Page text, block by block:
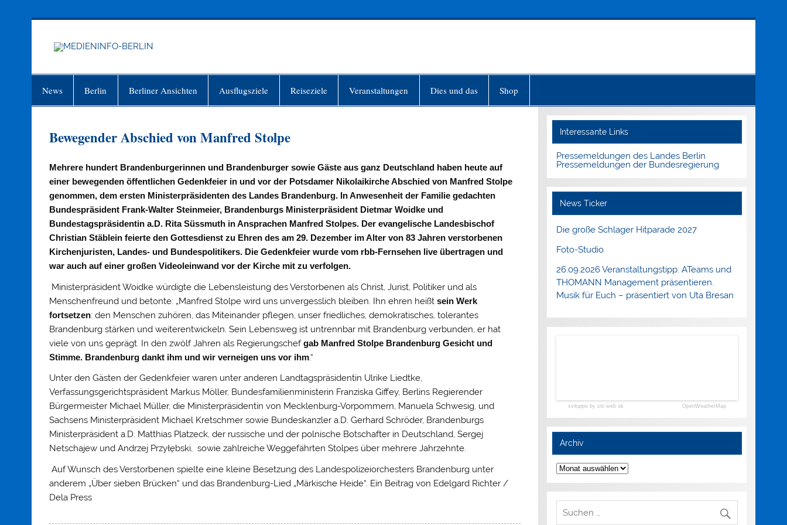
News Berlin Berliner Ansichten Ausflugsziele Reiseziele Veranstaltungen Dies und das Shop
Bewegender Abschied von Manfred Stolpe
Mehrere hundert Brandenburgerinnen und Brandenburger sowie Gäste aus ganz Deutschland haben heute auf
einer bewegenden öffentlichen Gedenkfeier in und vor der Potsdamer Nikolaikirche Abschied von Manfred Stolpe
genommen, dem ersten Ministerpräsidenten des Landes Brandenburg. In Anwesenheit der Familie gedachten
Bundespräsident Frank-Walter Steinmeier, Brandenburgs Ministerpräsident Dietmar Woidke und
Bundestagspräsidentin a.D. Rita Süssmuth in Ansprachen Manfred Stolpes. Der evangelische Landesbischof
Christian Stäblein feierte den Gottesdienst zu Ehren des am 29. Dezember im Alter von 83 Jahren verstorbenen
Kirchenjuristen, Landes- und Bundespolitikers. Die Gedenkfeier wurde vom rbb-Fernsehen live übertragen und
war auch auf einer großen Videoleinwand vor der Kirche mit zu verfolgen.
Ministerpräsident Woidke würdigte die Lebensleistung des Verstorbenen als Christ, Jurist, Politiker und als
Menschenfreund und betonte: „Manfred Stolpe wird uns unvergesslich bleiben. Ihn ehren heißtsein Werk
fortsetzen: den Menschen zuhören, das Miteinander pflegen, unser friedliches, demokratisches, tolerantes
Brandenburg stärken und weiterentwickeln. Sein Lebensweg ist untrennbar mit Brandenburg verbunden, er hat
viele von uns geprägt. In den zwölf Jahren als Regierungschefgab Manfred Stolpe Brandenburg Gesicht und
Stimme. Brandenburg dankt ihm und wir verneigen uns vor ihm.“
Unter den Gästen der Gedenkfeier waren unter anderen Landtagspräsidentin Ulrike Liedtke,
Verfassungsgerichtspräsident Markus Möller, Bundesfamilienministerin Franziska Giffey, Berlins Regierender
Bürgermeister Michael Müller, die Ministerpräsidentin von Mecklenburg-Vorpommern, Manuela Schwesig, und
Sachsens Ministerpräsident Michael Kretschmer sowie Bundeskanzler a.D. Gerhard Schröder, Brandenburgs
Ministerpräsident a.D. Matthias Platzeck, der russische und der polnische Botschafter in Deutschland, Sergej
Netschajew und Andrzej Przyłębski, sowie zahlreiche Weggefährten Stolpes über mehrere Jahrzehnte.
Auf Wunsch des Verstorbenen spielte eine kleine Besetzung des Landespolizeiorchesters Brandenburg unter
anderem „Über sieben Brücken“ und das Brandenburg-Lied „Märkische Heide“. Ein Beitrag von Edelgard Richter /
Dela Press
Interessante Links
Pressemeldungen des Landes Berlin
Pressemeldungen der Bundesregierung
News Ticker
Die große Schlager Hitparade 2027
Foto-Studio
26.09.2026 Veranstaltungstipp: ATeams und
THOMANN Management präsentieren.
Musik für Euch – präsentiert von Uta Bresan
sviluppo by siti web ok OpenWeatherMap
Archiv
Archiv